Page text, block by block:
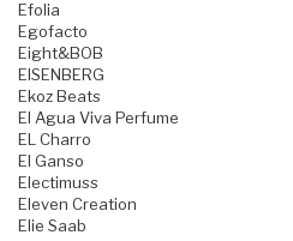
Efolia
Egofacto
Eight&BOB
EISENBERG
Ekoz Beats
El Agua Viva Perfume
EL Charro
El Ganso
Electimuss
Eleven Creation
Elie Saab